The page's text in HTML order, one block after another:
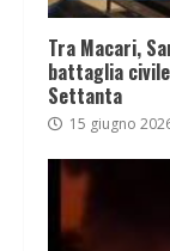
Tra Macari,
battaglia
Settanta
15 giugno